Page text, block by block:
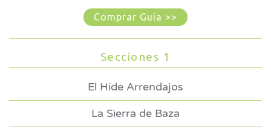
Comprar Guía >>
Secciones 1
El Hide Arrendajos
La Sierra de Baza